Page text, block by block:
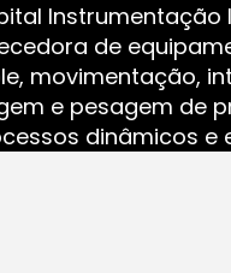
Instrumentação
de
movimentação,
e pesagem de
dinâmicos e